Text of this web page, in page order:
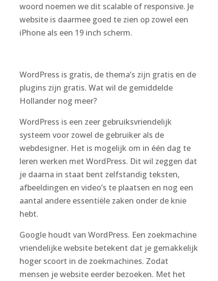
woord noemen we dit scalable of responsive. Je
website is daarmee goed te zien op zowel een
iPhone als een 19 inch scherm.
WordPress is gratis, de thema’s zijn gratis en de
plugins zijn gratis. Wat wil de gemiddelde
Hollander nog meer?
WordPress is een zeer gebruiksvriendelijk
systeem voor zowel de gebruiker als de
webdesigner. Het is mogelijk om in één dag te
leren werken met WordPress. Dit wil zeggen dat
je daarna in staat bent zelfstandig teksten,
afbeeldingen en video’s te plaatsen en nog een
aantal andere essentiële zaken onder de knie
hebt.
Google houdt van WordPress. Een zoekmachine
vriendelijke website betekent dat je gemakkelijk
hoger scoort in de zoekmachines. Zodat
mensen je website eerder bezoeken. Met het